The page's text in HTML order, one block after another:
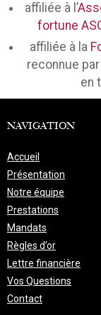
affiliée à l’
fortune
affiliée à la
reconnue
en
NAVIGATION
Accueil
Présentation
Notre équipe
Prestations
Mandats
Règles d’or
Lettre financière
Vos Questions
Contact